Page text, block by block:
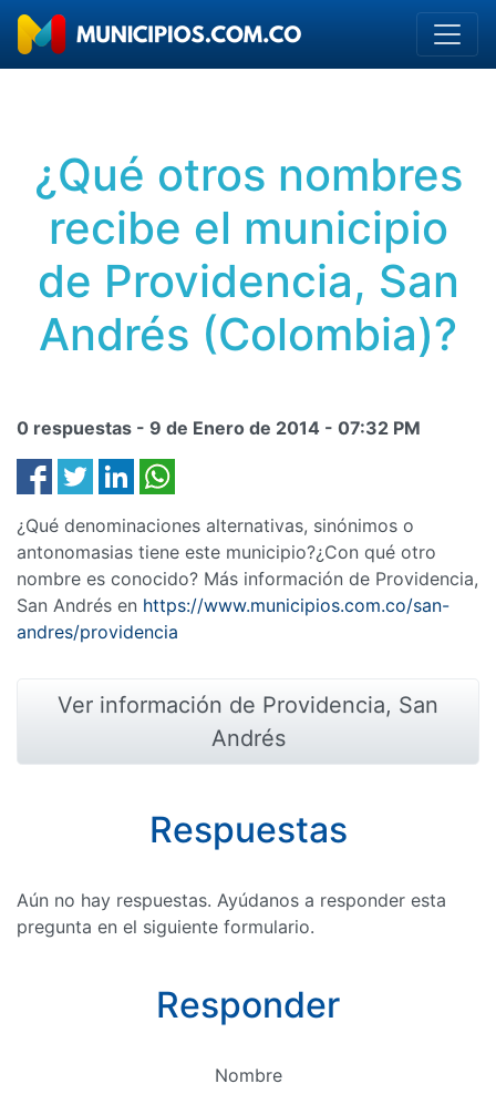
¿Qué otros nombres
recibe el municipio
de Providencia, San
Andrés (Colombia)?
0 respuestas - 9 de Enero de 2014 - 07:32 PM
¿Qué denominaciones alternativas, sinónimos o
antonomasias tiene este municipio?¿Con qué otro
nombre es conocido? Más información de Providencia,
San Andrés en https://www.municipios.com.co/san-
andres/providencia
Ver información de Providencia, San
Andrés
Respuestas
Aún no hay respuestas. Ayúdanos a responder esta
pregunta en el siguiente formulario.
Responder
Nombre